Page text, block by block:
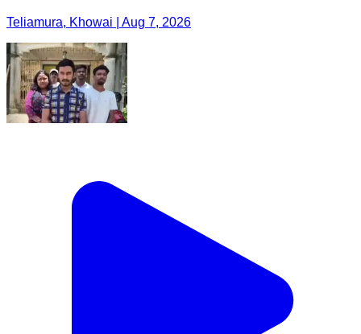
Teliamura, Khowai | Aug 7, 2026